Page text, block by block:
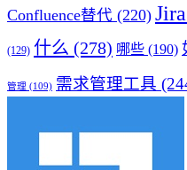
Confluence替代 (220)
(129) 什么 (278) 哪些 (190)
管理 (109) 需求管理工具